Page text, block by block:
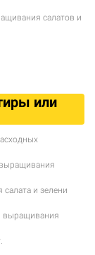
салатов и
или
и зелени
выращивания